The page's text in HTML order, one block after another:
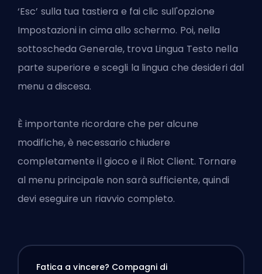
‘Esc’ sulla tua tastiera e fai clic sull'opzione
Impostazioni in cima allo schermo. Poi, nella
sottoscheda Generale, trova Lingua Testo nella
parte superiore e scegli la lingua che desideri dal
menu a discesa.
È importante ricordare che per alcune
modifiche, è necessario chiudere
completamente il gioco e il RiotClient. Tornare
al menu principale non sarà sufficiente, quindi
devi eseguire un riavvio completo.
Fatica a vincere? Compagni di